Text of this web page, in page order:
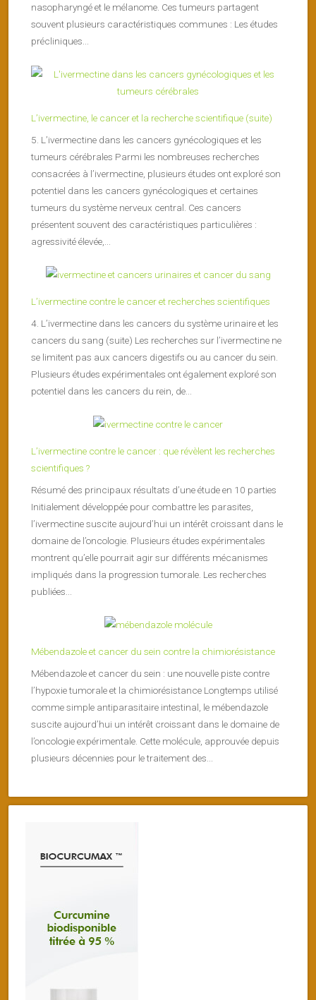
nasopharyngé et le mélanome. Ces tumeurs partagent
souvent plusieurs caractéristiques communes : Les études
précliniques...
L’ivermectine, le cancer et la recherche scientifique (suite)
5. L’ivermectine dans les cancers gynécologiques et les
tumeurs cérébrales Parmi les nombreuses recherches
consacrées à l’ivermectine, plusieurs études ont exploré son
potentiel dans les cancers gynécologiques et certaines
tumeurs du système nerveux central. Ces cancers
présentent souvent des caractéristiques particulières :
agressivité élevée,...
L’ivermectine contre le cancer et recherches scientifiques
4. L’ivermectine dans les cancers du système urinaire et les
cancers du sang (suite) Les recherches sur l’ivermectine ne
se limitent pas aux cancers digestifs ou au cancer du sein.
Plusieurs études expérimentales ont également exploré son
potentiel dans les cancers du rein, de...
L’ivermectine contre le cancer : que révèlent les recherches
scientifiques ?
Résumé des principaux résultats d’une étude en 10 parties
Initialement développée pour combattre les parasites,
l’ivermectine suscite aujourd’hui un intérêt croissant dans le
domaine de l’oncologie. Plusieurs études expérimentales
montrent qu’elle pourrait agir sur différents mécanismes
impliqués dans la progression tumorale. Les recherches
publiées...
Mébendazole et cancer du sein contre la chimiorésistance
Mébendazole et cancer du sein : une nouvelle piste contre
l’hypoxie tumorale et la chimiorésistance Longtemps utilisé
comme simple antiparasitaire intestinal, le mébendazole
suscite aujourd’hui un intérêt croissant dans le domaine de
l’oncologie expérimentale. Cette molécule, approuvée depuis
plusieurs décennies pour le traitement des...